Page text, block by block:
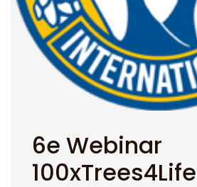
6e Webinar
100xTrees4Life